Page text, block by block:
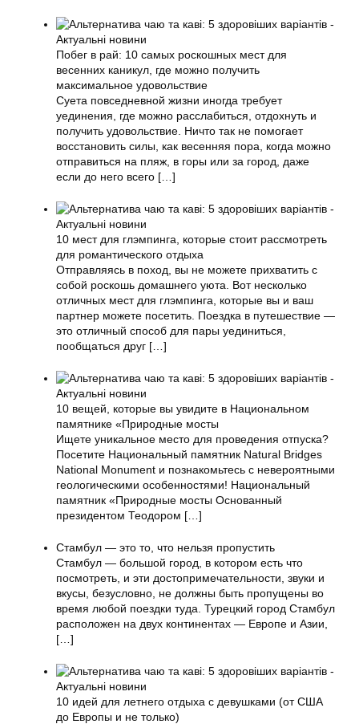
Побег в рай: 10 самых роскошных мест для
весенних каникул, где можно получить
максимальное удовольствие
Суета повседневной жизни иногда требует
уединения, где можно расслабиться, отдохнуть и
получить удовольствие. Ничто так не помогает
восстановить силы, как весенняя пора, когда можно
отправиться на пляж, в горы или за город, даже
если до него всего […]
10 мест для глэмпинга, которые стоит рассмотреть
для романтического отдыха
Отправляясь в поход, вы не можете прихватить с
собой роскошь домашнего уюта. Вот несколько
отличных мест для глэмпинга, которые вы и ваш
партнер можете посетить. Поездка в путешествие —
это отличный способ для пары уединиться,
пообщаться друг […]
10 вещей, которые вы увидите в Национальном
памятнике «Природные мосты
Ищете уникальное место для проведения отпуска?
Посетите Национальный памятник Natural Bridges
National Monument и познакомьтесь с невероятными
геологическими особенностями! Национальный
памятник «Природные мосты Основанный
президентом Теодором […]
Стамбул — это то, что нельзя пропустить
Стамбул — большой город, в котором есть что
посмотреть, и эти достопримечательности, звуки и
вкусы, безусловно, не должны быть пропущены во
время любой поездки туда. Турецкий город Стамбул
расположен на двух континентах — Европе и Азии,
[…]
10 идей для летнего отдыха с девушками (от США
до Европы и не только)